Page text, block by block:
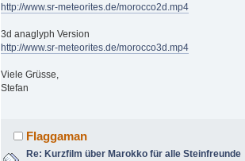
http://www.sr-meteorites.de/morocco2d.mp4
3d anaglyph Version
http://www.sr-meteorites.de/morocco3d.mp4
Viele Grüsse,
Stefan
Flaggaman
Re: Kurzfilm über Marokko für alle Steinfreunde